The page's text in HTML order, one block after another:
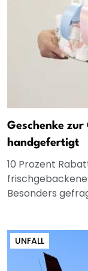
Geschenke
handgefertigt
10 Prozent
Besonders
UNFALL